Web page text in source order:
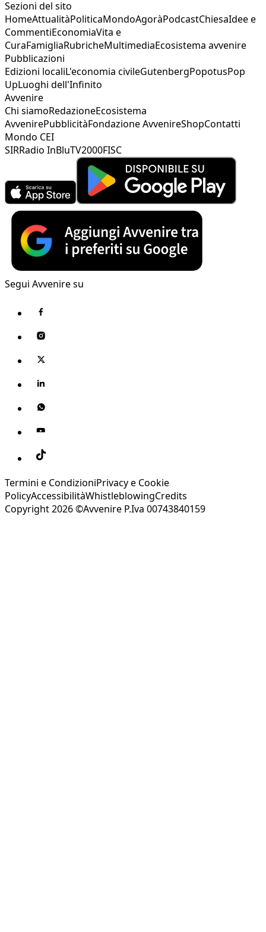
Sezioni del sito
HomeAttualitàPoliticaMondoAgoràPodcastChiesaIdee e
CommentiEconomiaVita e
CuraFamigliaRubricheMultimediaEcosistema avvenire
Pubblicazioni
Edizioni localiL'economia civileGutenbergPopotusPop
UpLuoghi dell'Infinito
Avvenire
Chi siamoRedazioneEcosistema
AvvenirePubblicitàFondazione AvvenireShopContatti
Mondo CEI
SIRRadio InBluTV2000FISC
Segui Avvenire su
Termini e CondizioniPrivacy e Cookie
PolicyAccessibilitàWhistleblowingCredits
Copyright 2026 ©Avvenire P.Iva 00743840159